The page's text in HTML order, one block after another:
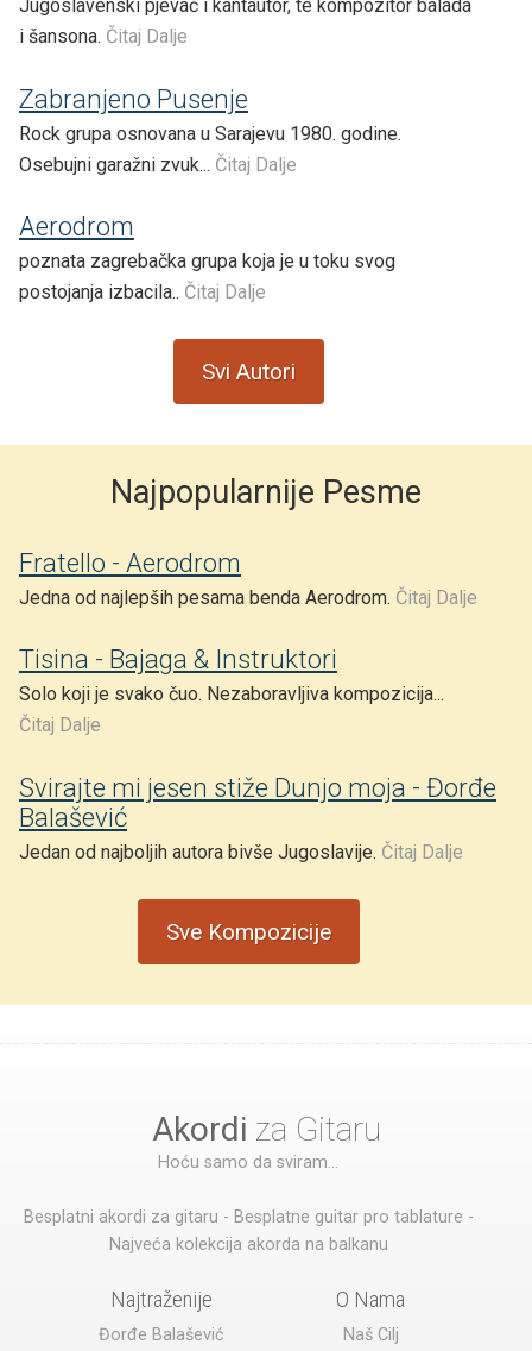
Jugoslavenski pjevač i kantautor, te kompozitor balada
i šansona. Čitaj Dalje
Zabranjeno Pusenje
Rock grupa osnovana u Sarajevu 1980. godine.
Osebujni garažni zvuk... Čitaj Dalje
Aerodrom
poznata zagrebačka grupa koja je u toku svog
postojanja izbacila.. Čitaj Dalje
Svi Autori
Najpopularnije Pesme
Fratello - Aerodrom
Jedna od najlepših pesama benda Aerodrom. Čitaj Dalje
Tisina - Bajaga & Instruktori
Solo koji je svako čuo. Nezaboravljiva kompozicija...
Čitaj Dalje
Svirajte mi jesen stiže Dunjo moja - Đorđe
Balašević
Jedan od najboljih autora bivše Jugoslavije. Čitaj Dalje
Sve Kompozicije
Akordi za Gitaru
Hoću samo da sviram...
Besplatni akordi za gitaru - Besplatne guitar pro tablature -
Najveća kolekcija akorda na balkanu
Najtraženije
Đorđe Balašević
O Nama
Naš Cilj